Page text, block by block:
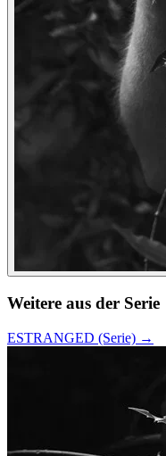
Weitere aus der Serie
ESTRANGED (Serie) →